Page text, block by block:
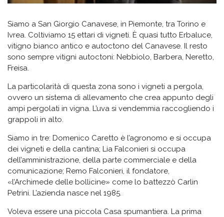
Siamo a San Giorgio Canavese, in Piemonte, tra Torino e
Ivrea. Coltiviamo 15 ettari di vigneti. È quasi tutto Erbaluce,
vitigno bianco antico e autoctono del Canavese. Il resto
sono sempre vitigni autoctoni: Nebbiolo, Barbera, Neretto,
Freisa.
La particolarità di questa zona sono i vigneti a pergola,
ovvero un sistema di allevamento che crea appunto degli
ampi pergolati in vigna. L’uva si vendemmia raccogliendo i
grappoli in alto.
Siamo in tre: Domenico Caretto è l’agronomo e si occupa
dei vigneti e della cantina; Lia Falconieri si occupa
dell’amministrazione, della parte commerciale e della
comunicazione; Remo Falconieri, il fondatore,
«l’Archimede delle bollicine» come lo battezzò Carlin
Petrini. L’azienda nasce nel 1985.
Voleva essere una piccola Casa spumantiera. La prima